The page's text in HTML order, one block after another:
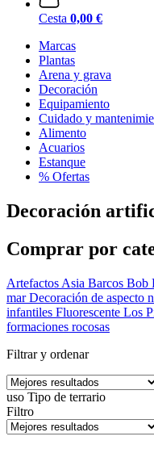
Cesta 0,00 €
Marcas
Plantas
Arena y grava
Decoración
Equipamiento
Cuidado y
Alimento
Acuarios
Estanque
% Ofertas
Decoración
Comprar por
Artefactos Asia Barcos Bob
mar Decoración de aspecto
infantiles Fluorescente Los
formaciones rocosas
Filtrar y ordenar
uso Tipo de terrario
Filtro